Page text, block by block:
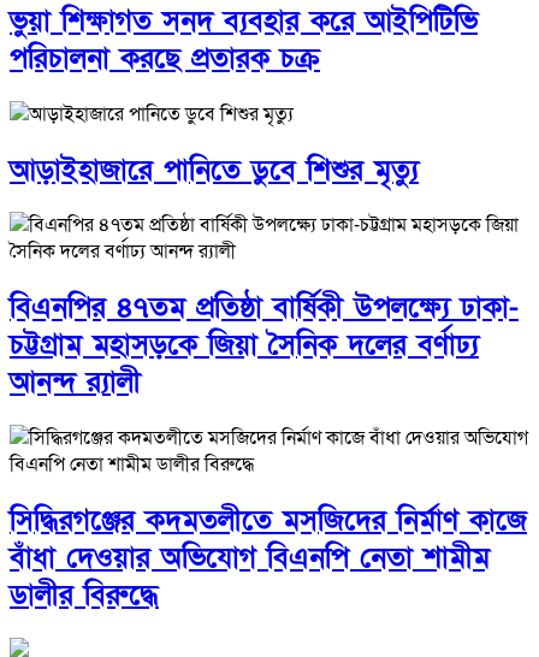
ভুয়া শিক্ষাগত সনদ ব্যবহার করে আইপিটিভি
পরিচালনা করছে প্রতারক চক্র
আড়াইহাজারে পানিতে ডুবে শিশুর মৃত্যু
বিএনপির ৪৭তম প্রতিষ্ঠা বার্ষিকী উপলক্ষ্যে ঢাকা-
চট্টগ্রাম মহাসড়কে জিয়া সৈনিক দলের বর্ণাঢ্য
আনন্দ র‌্যালী
সিদ্ধিরগঞ্জের কদমতলীতে মসজিদের নির্মাণ কাজে
বাঁধা দেওয়ার অভিযোগ বিএনপি নেতা শামীম
ডালীর বিরুদ্ধে